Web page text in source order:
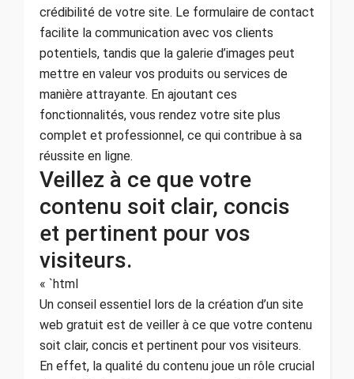
crédibilité de votre site. Le formulaire de contact
facilite la communication avec vos clients
potentiels, tandis que la galerie d’images peut
mettre en valeur vos produits ou services de
manière attrayante. En ajoutant ces
fonctionnalités, vous rendez votre site plus
complet et professionnel, ce qui contribue à sa
réussite en ligne.
Veillez à ce que votre
contenu soit clair, concis
et pertinent pour vos
visiteurs.
« `html
Un conseil essentiel lors de la création d’un site
web gratuit est de veiller à ce que votre contenu
soit clair, concis et pertinent pour vos visiteurs.
En effet, la qualité du contenu joue un rôle crucial